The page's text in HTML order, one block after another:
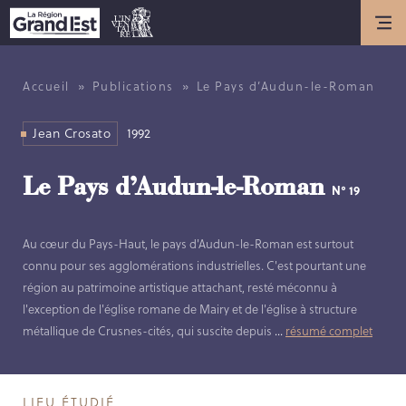
Actualités
ACTUALITÉS
GÉNÉRAL DU PATRIMOINE
CULTUREL
Présentation
LES MISSIONS DE L’INVENTAIRE
GÉNÉRAL
HISTOIRE DE L’INVENTAIRE
GÉNÉRAL
GÉNÉRAL
LES MEMBRES DE L’ÉQUIPE
Accueil » Publications » Le Pays d’Audun-le-Roman
Jean Crosato 1992
Le Pays d’Audun-le-Roman N° 19
Au cœur du Pays-Haut, le pays d'Audun-le-Roman est surtout
connu pour ses agglomérations industrielles. C'est pourtant une
région au patrimoine artistique attachant, resté méconnu à
l'exception de l'église romane de Mairy et de l'église à structure
métallique de Crusnes-cités, qui suscite depuis ... résumé complet
LIEU ÉTUDIÉ